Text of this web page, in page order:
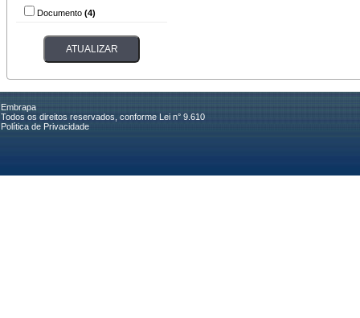
Documento (4)
Embrapa
Todos os direitos reservados, conforme Lei n° 9.610
Política de Privacidade